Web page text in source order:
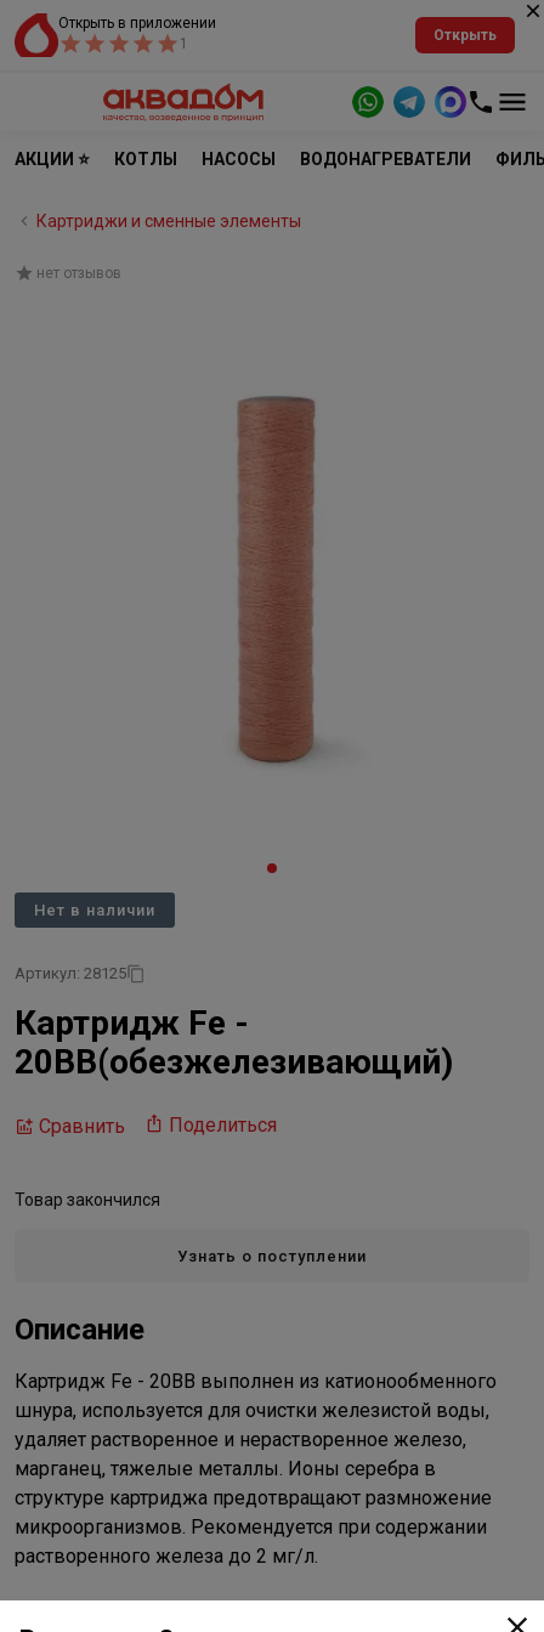
Открыть в приложении
1
Открыть
АКЦИИ ⭐ КОТЛЫ НАСОСЫ ВОДОНАГРЕВАТЕЛИ
Картриджи и сменные элементы
нет отзывов
Нет в наличии
Артикул: 28125
Картридж Fe -
20BB(обезжелезивающий)
Сравнить Поделиться
Товар закончился
Узнать о поступлении
Описание
Картридж Fe - 20BB выполнен из катионообменного
шнура, используется для очистки железистой воды,
удаляет растворенное и нерастворенное железо,
марганец, тяжелые металлы. Ионы серебра в
структуре картриджа предотвращают размножение
микроорганизмов. Рекомендуется при содержании
растворенного железа до 2 мг/л.